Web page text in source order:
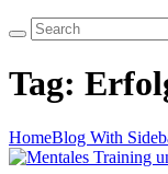
Tag:
HomeBlog With